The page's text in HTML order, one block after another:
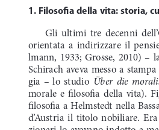
1. Filosofia della vita: storia,
Gli  ultimi  tre  decenni
orientata  a  indirizzare  il
lmann,  1933;  Grosse,  2010)  –
Schirach  aveva  messo  a
gia  –  lo  studio Über  die
morale  e  filosofia  della  vita).
filosofia  a  Helmstedt  nella
d’Austria  il  titolo  nobiliare.
zionari  lo  avevano  indotto  a